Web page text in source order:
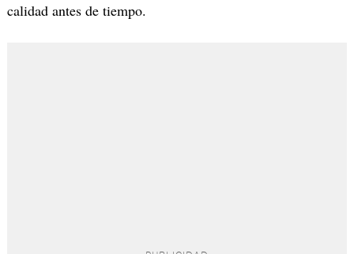
calidad antes de tiempo.